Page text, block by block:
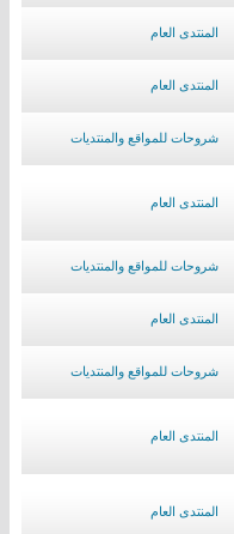
المنتدى العام
المنتدى العام
شروحات للمواقع والمنتديات
المنتدى العام
شروحات للمواقع والمنتديات
المنتدى العام
شروحات للمواقع والمنتديات
المنتدى العام
المنتدى العام